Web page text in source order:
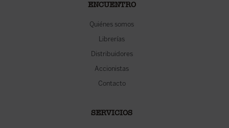
ENCUENTRO
Quiénes somos
Librerías
Distribuidores
Accionistas
Contacto
SERVICIOS